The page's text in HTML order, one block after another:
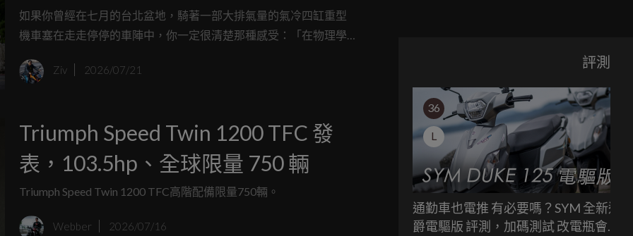
蜜點
如果你曾經在七月的台北盆地，騎著一部大排氣量的氣冷四缸重型
機車塞在走走停停的車陣中，你一定很清楚那種感受：「在物理學
的地熱噴泉之上」，這是一場關於騎士中暑耐受度的極限測試；於
之間二選一嗎？
Ziv 2026/07/21
Triumph Speed Twin 1200 TFC 發
表，103.5hp、全球限量 750 輛
Triumph Speed Twin 1200 TFC高階配備限量750輛。
Webber 2026/07/16
評測
36
L
通勤車也電推 有必要嗎？SYM 全新迪
爵電驅版 評測，加碼測試 改電瓶會更